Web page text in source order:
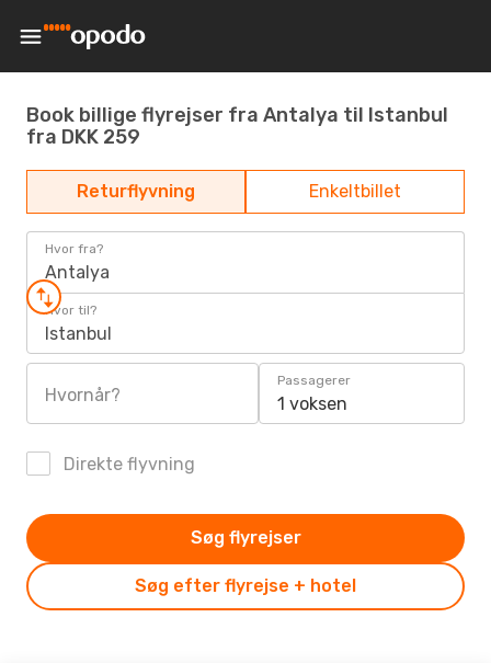
Book billige flyrejser fra Antalya til Istanbul
fra DKK 259
Returflyvning Enkeltbillet
Hvor fra?
Antalya
Hvor til?
Istanbul
Hvornår?
Passagerer
1 voksen
Direkte flyvning
Søg efter flyrejse + hotel
Søg flyrejser